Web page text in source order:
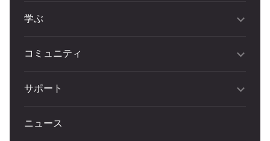
学ぶ
コミュニティ
サポート
ニュース